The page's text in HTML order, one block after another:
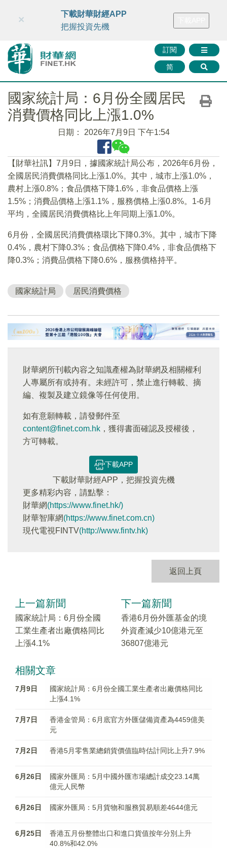
財華智庫網 FINTV FINMETA 財華證券 媒體矩陣
訂閱
简
×
下載財華財經APP
把握投資先機
國家統計局：6月份全國居民
消費價格同比上漲1.0%
日期： 2026年7月9日 下午1:54
【財華社訊】7月9日，據國家統計局公布，2026年6月份，
全國居民消費價格同比上漲1.0%。其中，城市上漲1.0%，
農村上漲0.8%；食品價格下降1.6%，非食品價格上漲
1.5%；消費品價格上漲1.1%，服務價格上漲0.8%。1-6月
平均，全國居民消費價格比上年同期上漲1.0%。
6月份，全國居民消費價格環比下降0.3%。其中，城市下降
0.4%，農村下降0.3%；食品價格下降0.4%，非食品價格下
降0.3%；消費品價格下降0.6%，服務價格持平。
國家統計局 居民消費價格
財華網所刊載內容之知識產權為財華網及相關權利
人專屬所有或持有。未經許可，禁止進行轉載、摘
編、複製及建立鏡像等任何使用。
如有意願轉載，請發郵件至
content@finet.com.hk ，獲得書面確認及授權後，
方可轉載。
下載APP
下載財華財經APP，把握投資先機
更多精彩内容，請點擊：
財華網(https://www.finet.hk/)
財華智庫網(https://www.finet.com.cn)
現代電視FINTV(http://www.fintv.hk)
返回上頁
上一篇新聞
國家統計局：6月份全國
工業生產者出廠價格同比
上漲4.1%
下一篇新聞
香港6月份外匯基金的境
外資產減少10億港元至
36807億港元
相關文章
7月9日
國家統計局：6月份全國工業生產者出廠價格同比
上漲4.1%
7月7日
香港金管局：6月底官方外匯儲備資產為4459億美
元
7月2日 香港5月零售業總銷貨價值臨時估計同比上升7.9%
6月26日
國家外匯局：5月中國外匯市場總計成交23.14萬
億元人民幣
6月26日 國家外匯局：5月貨物和服務貿易順差4644億元
6月25日
香港五月份整體出口和進口貨值按年分別上升
40.8%和42.0%